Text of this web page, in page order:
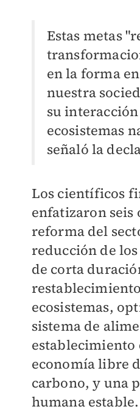
Estas metas
en la forma
nuestra
su
ecosistemas
señaló la
Los científicos
enfatizaron seis
reforma del
reducción de
de corta
ecosistemas,
sistema de
establecimiento
economía libre
carbono, y una
humana estable.